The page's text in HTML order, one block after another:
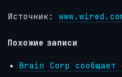
Источник:
Похожие записи
Brain Corp сообщает